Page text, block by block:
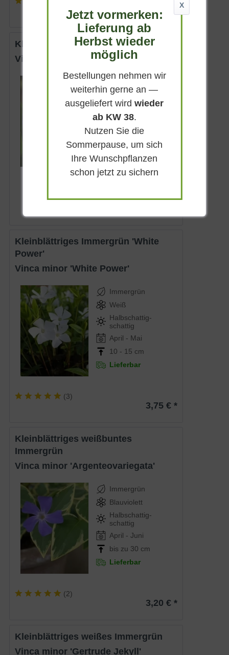
ab 4,50 € *
Kleinblättriges Immergrün 'Marie'
Vinca minor 'Marie'
Violettblau
Halbschattig-
schattig
April - Mai
bis zu 10 cm
Lieferbar
3,90 € *
Kleinblättriges Immergrün 'White
Power'
Vinca minor 'White Power'
Immergrün
Weiß
Halbschattig-
schattig
April - Mai
10 - 15 cm
Lieferbar
(3)
3,75 € *
Kleinblättriges weißbuntes
Immergrün
Vinca minor 'Argenteovariegata'
Immergrün
Blauviolett
Halbschattig-
schattig
April - Juni
bis zu 30 cm
Lieferbar
(2)
3,20 € *
Kleinblättriges weißes Immergrün
Vinca minor 'Gertrude Jekyll'
X
Jetzt vormerken:
Lieferung ab
Herbst wieder
möglich
Bestellungen nehmen wir
weiterhin gerne an —
ausgeliefert wirdwieder
ab KW 38.
Nutzen Sie die
Sommerpause, um sich
Ihre Wunschpflanzen
schon jetzt zu sichern